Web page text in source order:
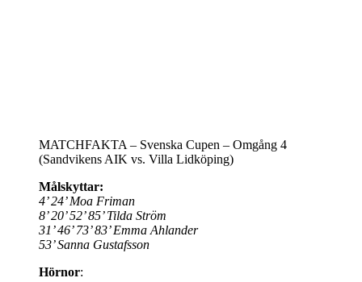
MATCHFAKTA – Svenska Cupen – Omgång 4
(Sandvikens AIK vs. Villa Lidköping)
Målskyttar:
4’ 24’ Moa Friman
8’ 20’ 52’ 85’ Tilda Ström
31’ 46’ 73’ 83’ Emma Ahlander
53’ Sanna Gustafsson
Hörnor: